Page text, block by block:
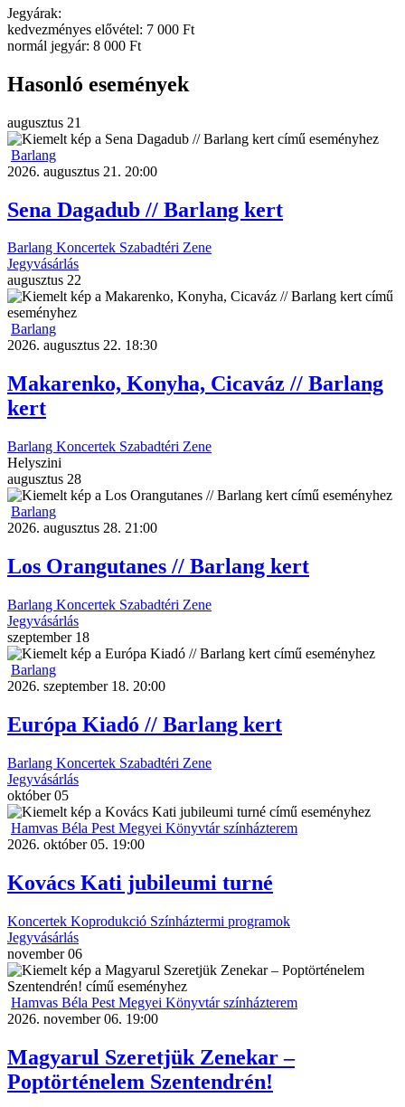
Jegyárak:
kedvezményes elővétel: 7 000 Ft
normál jegyár: 8 000 Ft
Hasonló események
augusztus 21
Barlang
2026. augusztus 21. 20:00
Sena Dagadub // Barlang kert
Barlang Koncertek Szabadtéri Zene
Jegyvásárlás
augusztus 22
Barlang
2026. augusztus 22. 18:30
Makarenko, Konyha, Cicaváz // Barlang
kert
Barlang Koncertek Szabadtéri Zene
Helyszini
augusztus 28
Barlang
2026. augusztus 28. 21:00
Los Orangutanes // Barlang kert
Barlang Koncertek Szabadtéri Zene
Jegyvásárlás
szeptember 18
Barlang
2026. szeptember 18. 20:00
Európa Kiadó // Barlang kert
Barlang Koncertek Szabadtéri Zene
Jegyvásárlás
október 05
Hamvas Béla Pest Megyei Könyvtár színházterem
2026. október 05. 19:00
Kovács Kati jubileumi turné
Koncertek Koprodukció Színháztermi programok
Jegyvásárlás
november 06
Hamvas Béla Pest Megyei Könyvtár színházterem
2026. november 06. 19:00
Magyarul Szeretjük Zenekar –
Poptörténelem Szentendrén!